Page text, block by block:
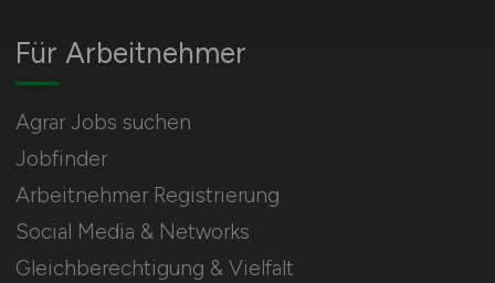
Für Arbeitnehmer
Agrar Jobs suchen
Jobfinder
Arbeitnehmer Registrierung
Social Media & Networks
Gleichberechtigung & Vielfalt